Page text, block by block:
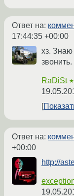
Ответ на:
17:44:35 +00:00
хз. Знаю
звонить.
RaDiSt ★
Ответ на:
+00:00
http://